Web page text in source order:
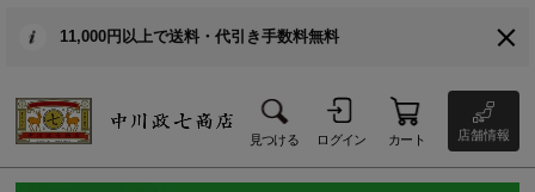
11,000円以上で送料・代引き手数料無料
見つける ログイン カート 店舗情報